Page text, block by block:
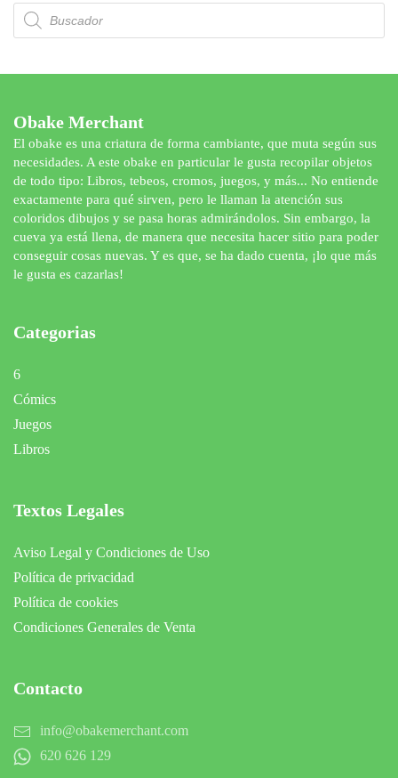
Búsqueda
de
productos
Obake Merchant
El obake es una criatura de forma cambiante, que muta según sus
necesidades. A este obake en particular le gusta recopilar objetos
de todo tipo: Libros, tebeos, cromos, juegos, y más... No entiende
exactamente para qué sirven, pero le llaman la atención sus
coloridos dibujos y se pasa horas admirándolos. Sin embargo, la
cueva ya está llena, de manera que necesita hacer sitio para poder
conseguir cosas nuevas. Y es que, se ha dado cuenta, ¡lo que más
le gusta es cazarlas!
Categorias
6
Cómics
Juegos
Libros
Textos Legales
Aviso Legal y Condiciones de Uso
Política de privacidad
Política de cookies
Condiciones Generales de Venta
Contacto
info@obakemerchant.com
620 626 129